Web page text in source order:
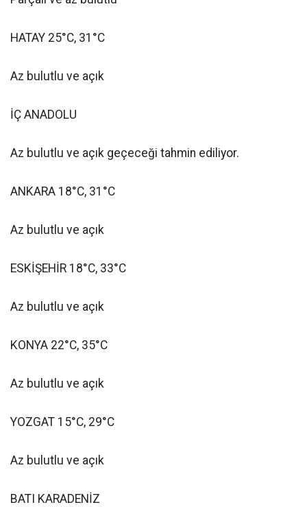
HATAY 25°C, 31°C
Az bulutlu ve açık
İÇ ANADOLU
Az bulutlu ve açık geçeceği tahmin ediliyor.
ANKARA 18°C, 31°C
Az bulutlu ve açık
ESKİŞEHİR 18°C, 33°C
Az bulutlu ve açık
KONYA 22°C, 35°C
Az bulutlu ve açık
YOZGAT 15°C, 29°C
Az bulutlu ve açık
BATI KARADENİZ